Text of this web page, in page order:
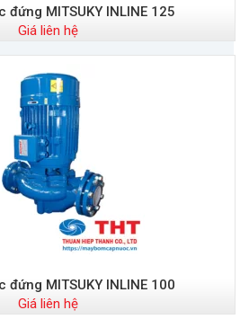
đứng MITSUKY INLINE 125
Giá liên hệ
đứng MITSUKY INLINE 100
Giá liên hệ